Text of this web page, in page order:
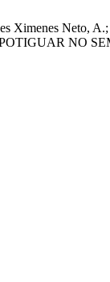
Ximenes
NO